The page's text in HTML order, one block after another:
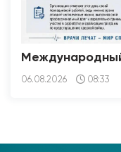
06.08.2026 08:33